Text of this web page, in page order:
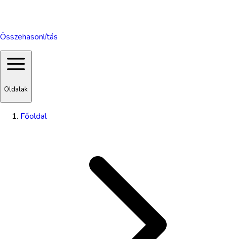
Összehasonlítás
Oldalak
Főoldal